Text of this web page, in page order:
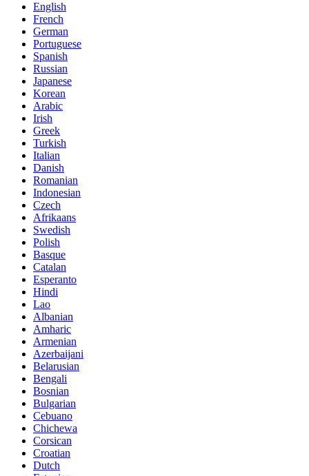
English
French
German
Portuguese
Spanish
Russian
Japanese
Korean
Arabic
Irish
Greek
Turkish
Italian
Danish
Romanian
Indonesian
Czech
Afrikaans
Swedish
Polish
Basque
Catalan
Esperanto
Hindi
Lao
Albanian
Amharic
Armenian
Azerbaijani
Belarusian
Bengali
Bosnian
Bulgarian
Cebuano
Chichewa
Corsican
Croatian
Dutch